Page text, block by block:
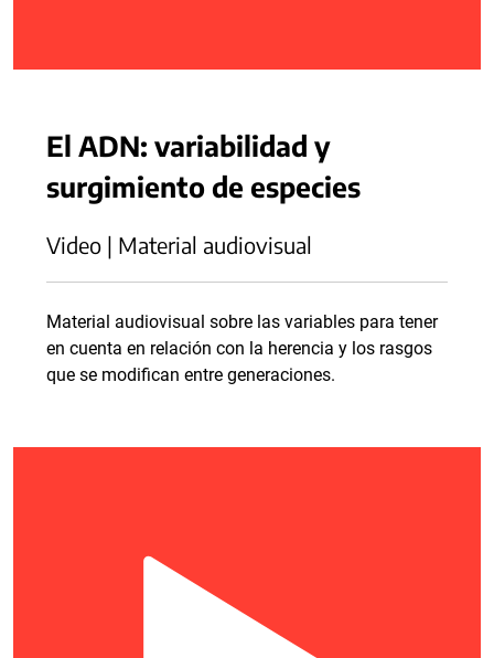
El ADN: variabilidad y
surgimiento de especies
Video | Material audiovisual
Material audiovisual sobre las variables para tener
en cuenta en relación con la herencia y los rasgos
que se modifican entre generaciones.